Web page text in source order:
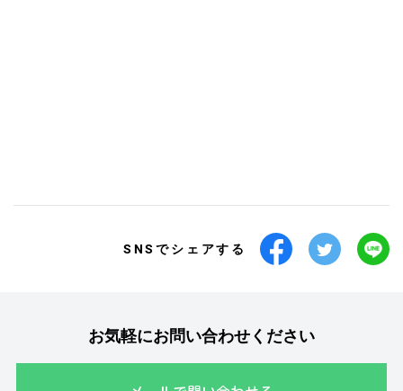
SNSでシェアする
お気軽にお問い合わせください